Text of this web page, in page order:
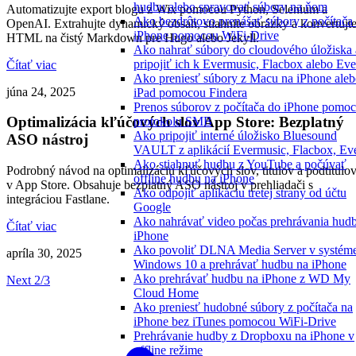
hudbu alebo spravovať súbory na ňom
Ako bezdrôtovo prenášať súbory z počítača
iPhone pomocou WiFi-Drive
Ako nahrať súbory do cloudového úložiska
pripojiť ich k Evermusic, Flacbox alebo
Ako preniesť súbory z Macu na iPhone
iPad pomocou Findera
Prenos súborov z počítača do iPhone
protokolu SMB
Ako pripojiť interné úložisko Bluesound
VAULT z aplikácií Evermusic, Flacbox,
Ako stiahnuť hudbu z YouTube a počúvať
offline hudbu na iPhone
Ako odpojiť aplikáciu tretej strany od účtu
Google
Ako nahrávať video počas prehrávania
iPhone
Ako povoliť DLNA Media Server v
Windows 10 a prehrávať hudbu na iPhone
Ako prehrávať hudbu na iPhone z WD My
Cloud Home
Ako preniesť hudobné súbory z počítača na
iPhone bez iTunes pomocou WiFi-Drive
Prehrávanie hudby z Dropboxu na iPhone v
offline režime
Automatizujte export blogu z Wix pomocou Python, Selenium a
OpenAI. Extrahujte dynamický obsah, stiahnite obrázky a konvertujte
HTML na čistý Markdown pre Hugo alebo Jekyll.
Čítať viac
júna 24, 2025
Optimalizácia kľúčových slov App Store: Bezplatný
ASO nástroj
Podrobný návod na optimalizáciu kľúčových slov, titulov a podtitulov
v App Store. Obsahuje bezplatný ASO nástroj v prehliadači s
integráciou Fastlane.
Čítať viac
apríla 30, 2025
Next 2/3